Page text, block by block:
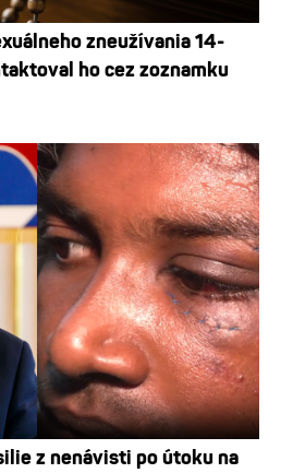
zneužívania 14-
ho cez zoznamku
z nenávisti po útoku na